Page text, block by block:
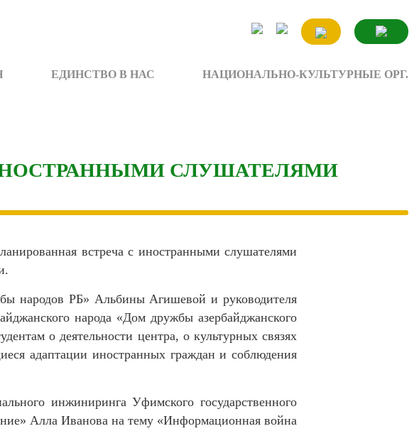
ЕДИНСТВО В НАС НАЦИОНАЛЬНО-КУЛЬТУРНЫЕ ОРГ.
СЛУШАТЕЛЯМИ
встреча с иностранными слушателями
народов РБ» Альбины Агишевой и руководителя
народа «Дом дружбы азербайджанского
о деятельности центра, о культурных связях
адаптации иностранных граждан и соблюдения
инжиниринга Уфимского государственного
Алла Иванова на тему «Информационная война